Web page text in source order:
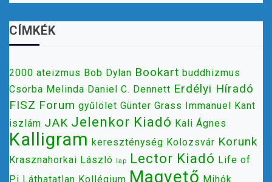
CÍMKÉK
2000 ateizmus Bob Dylan Bookart buddhizmus
Csorba Melinda Daniel C. Dennett Erdélyi Híradó
FISZ Forum gyűlölet Günter Grass Immanuel Kant
iszlám JAK Jelenkor Kiadó Kali Ágnes
Kalligram kereszténység Kolozsvár Korunk
Krasznahorkai László lap Lector Kiadó Life of
Pi Láthatatlan Kollégium Magvető Mihók